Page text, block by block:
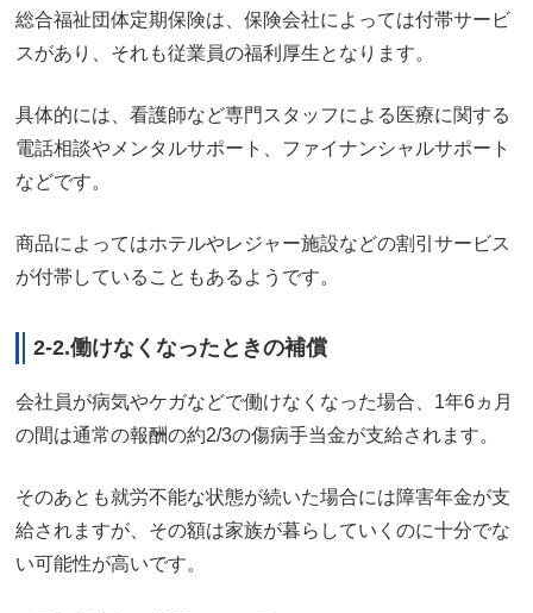
総合福祉団体定期保険は、保険会社によっては付帯サービ
スがあり、それも従業員の福利厚生となります。
具体的には、看護師など専門スタッフによる医療に関する
電話相談やメンタルサポート、ファイナンシャルサポート
などです。
商品によってはホテルやレジャー施設などの割引サービス
が付帯していることもあるようです。
2-2.働けなくなったときの補償
会社員が病気やケガなどで働けなくなった場合、1年6ヵ月
の間は通常の報酬の約2/3の傷病手当金が支給されます。
そのあとも就労不能な状態が続いた場合には障害年金が支
給されますが、その額は家族が暮らしていくのに十分でな
い可能性が高いです。